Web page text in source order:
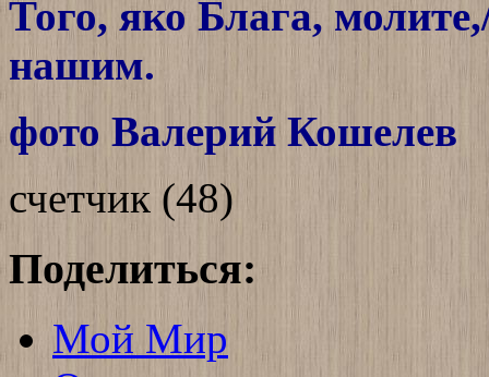
Того, яко Блага,
нашим.
фото Валерий Кошелев
счетчик (48)
Поделиться:
Мой Мир